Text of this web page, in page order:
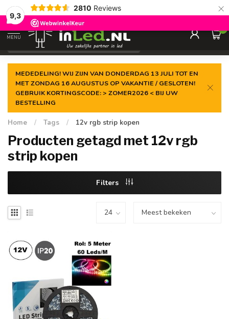
9,3
2810 Reviews ×
Gegarandeerde delaagste prijs
MENU
0
MEDEDELING! WIJ ZIJN VAN DONDERDAG 13 JULI TOT EN
MET ZONDAG 16 AUGUSTUS OP VAKANTIE / GESLOTEN!
GEBRUIK KORTINGSCODE: > ZOMER2026 < BIJ UW
BESTELLING
Home / Tags / 12v rgb strip kopen
Producten getagd met 12v rgb
strip kopen
Filters